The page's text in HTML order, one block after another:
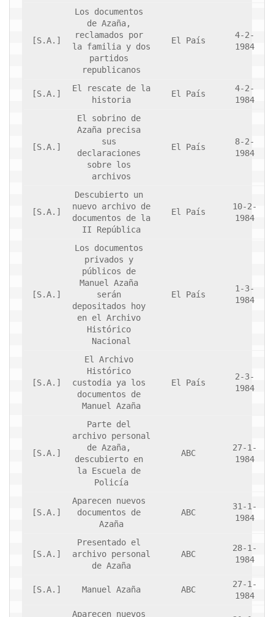
[S.A.]
Los documentos
de Azaña,
reclamados por
la familia y dos
partidos
republicanos
El País
4-2-
1984
[S.A.]
El rescate de la
historia
El País
4-2-
1984
[S.A.]
El sobrino de
Azaña precisa
sus
declaraciones
sobre los
archivos
El País
8-2-
1984
[S.A.]
Descubierto un
nuevo archivo de
documentos de la
II República
El País
10-2-
1984
[S.A.]
Los documentos
privados y
públicos de
Manuel Azaña
serán
depositados hoy
en el Archivo
Histórico
Nacional
El País
1-3-
1984
[S.A.]
El Archivo
Histórico
custodia ya los
documentos de
Manuel Azaña
El País
2-3-
1984
[S.A.]
Parte del
archivo personal
de Azaña,
descubierto en
la Escuela de
Policía
ABC
27-1-
1984
[S.A.]
Aparecen nuevos
documentos de
Azaña
ABC
31-1-
1984
[S.A.]
Presentado el
archivo personal
de Azaña
ABC
28-1-
1984
[S.A.] Manuel Azaña ABC
27-1-
1984
Aparecen nuevos